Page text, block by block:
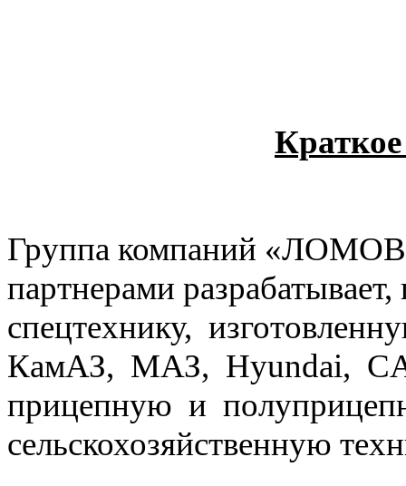
Группа компаний
партнерами
спецтехнику,
КамАЗ, МАЗ, Hyundai,
прицепную и
сельскохозяйственную